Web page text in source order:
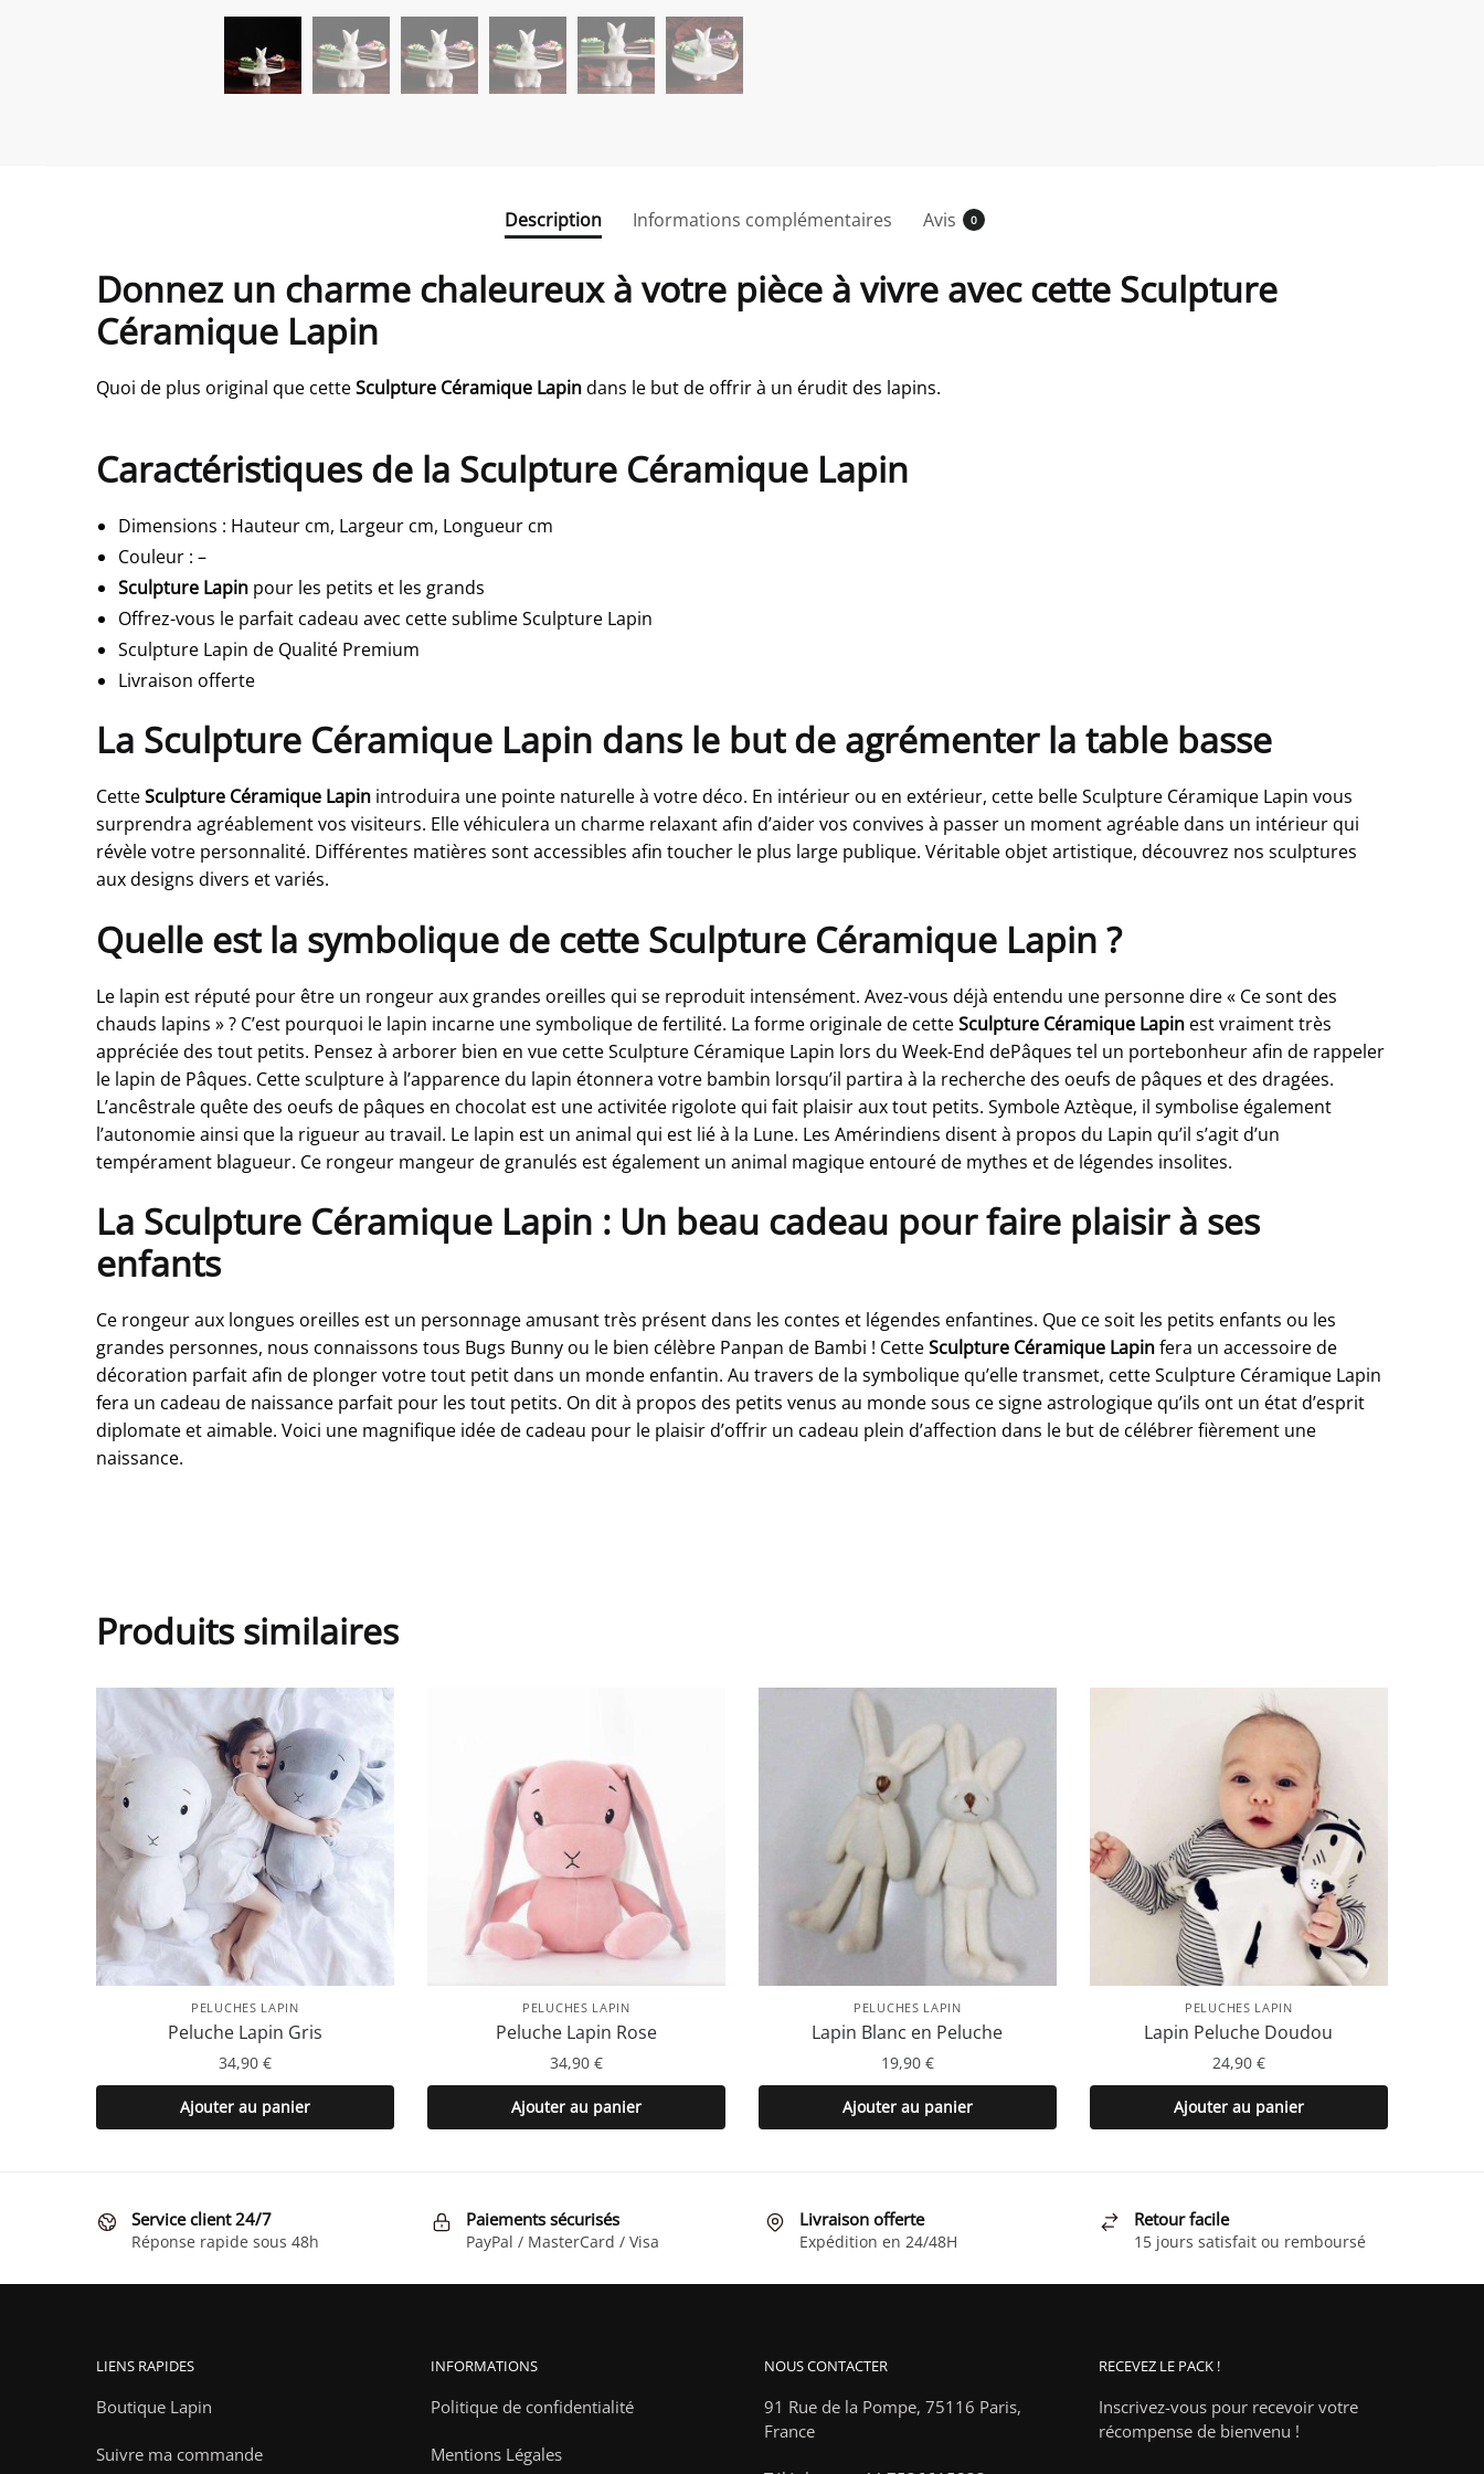
Description Informations complémentaires Avis 0
Donnez un charme chaleureux à votre pièce à vivre avec cette Sculpture
Céramique Lapin
Quoi de plus original que cetteSculpture Céramique Lapindans le but de offrir à un érudit des lapins.
Caractéristiques de la Sculpture Céramique Lapin
Dimensions : Hauteur cm, Largeur cm, Longueur cm
Couleur :–
Sculpture Lapin pour les petits et les grands
Offrez-vous le parfait cadeau avec cette sublime Sculpture Lapin
Sculpture Lapin de Qualité Premium
Livraison offerte
La Sculpture Céramique Lapin dans le but de agrémenter la table basse
CetteSculpture Céramique Lapin introduira une pointe naturelle à votre déco. En intérieur ou en extérieur, cette belle Sculpture Céramique Lapin vous
surprendra agréablement vos visiteurs. Elle véhiculera un charme relaxant afin d’aider vos convives à passer un moment agréable dans un intérieur qui
révèle votre personnalité. Différentes matières sont accessibles afin toucher le plus large publique. Véritable objet artistique, découvrez nos sculptures
aux designs divers et variés.
Quelle est la symbolique de cette Sculpture Céramique Lapin ?
Le lapin est réputé pour être un rongeur aux grandes oreilles qui se reproduit intensément. Avez-vous déjà entendu une personne dire « Ce sont des
chauds lapins » ? C’est pourquoi le lapin incarne une symbolique de fertilité. La forme originale de cetteSculpture Céramique Lapin est vraiment très
appréciée des tout petits. Pensez à arborer bien en vue cette Sculpture Céramique Lapin lors du Week-End dePâques tel un portebonheur afin de rappeler
le lapin de Pâques. Cette sculpture à l’apparence du lapin étonnera votre bambin lorsqu’il partira à la recherche des oeufs de pâques et des dragées.
L’ancêstrale quête des oeufs de pâques en chocolat est une activitée rigolote qui fait plaisir aux tout petits. Symbole Aztèque, il symbolise également
l’autonomie ainsi que la rigueur au travail. Le lapin est un animal qui est lié à la Lune. Les Amérindiens disent à propos du Lapin qu’il s’agit d’un
tempérament blagueur. Ce rongeur mangeur de granulés est également un animal magique entouré de mythes et de légendes insolites.
La Sculpture Céramique Lapin : Un beau cadeau pour faire plaisir à ses
enfants
Ce rongeur aux longues oreilles est un personnage amusant très présent dans les contes et légendes enfantines. Que ce soit les petits enfants ou les
grandes personnes, nous connaissons tous Bugs Bunny ou le bien célèbre Panpan de Bambi ! CetteSculpture Céramique Lapinfera un accessoire de
décoration parfait afin de plonger votre tout petit dans un monde enfantin. Au travers de la symbolique qu’elle transmet, cette Sculpture Céramique Lapin
fera un cadeau de naissance parfait pour les tout petits. On dit à propos des petits venus au monde sous ce signe astrologique qu’ils ont un état d’esprit
diplomate et aimable. Voici une magnifique idée de cadeau pour le plaisir d’offrir un cadeau plein d’affection dans le but de célébrer fièrement une
naissance.
Produits similaires
PELUCHES LAPIN
Peluche Lapin Gris
34,90 €
Ajouter au panier
PELUCHES LAPIN
Peluche Lapin Rose
34,90 €
Ajouter au panier
PELUCHES LAPIN
Lapin Blanc en Peluche
19,90 €
Ajouter au panier
PELUCHES LAPIN
Lapin Peluche Doudou
24,90 €
Ajouter au panier
Service client 24/7
Réponse rapide sous 48h
Paiements sécurisés
PayPal / MasterCard / Visa
Livraison offerte
Expédition en 24/48H
Retour facile
15 jours satisfait ou remboursé
LIENS RAPIDES
Boutique Lapin
Suivre ma commande
INFORMATIONS
Politique de confidentialité
Mentions Légales
NOUS CONTACTER
91 Rue de la Pompe, 75116 Paris,
France
RECEVEZ LE PACK !
Inscrivez-vous pour recevoir votre
récompense de bienvenu !